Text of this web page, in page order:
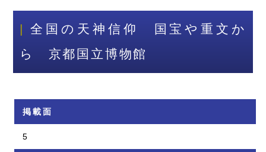
全国の天神信仰 国宝や重文か
ら 京都国立博物館
掲載面
5